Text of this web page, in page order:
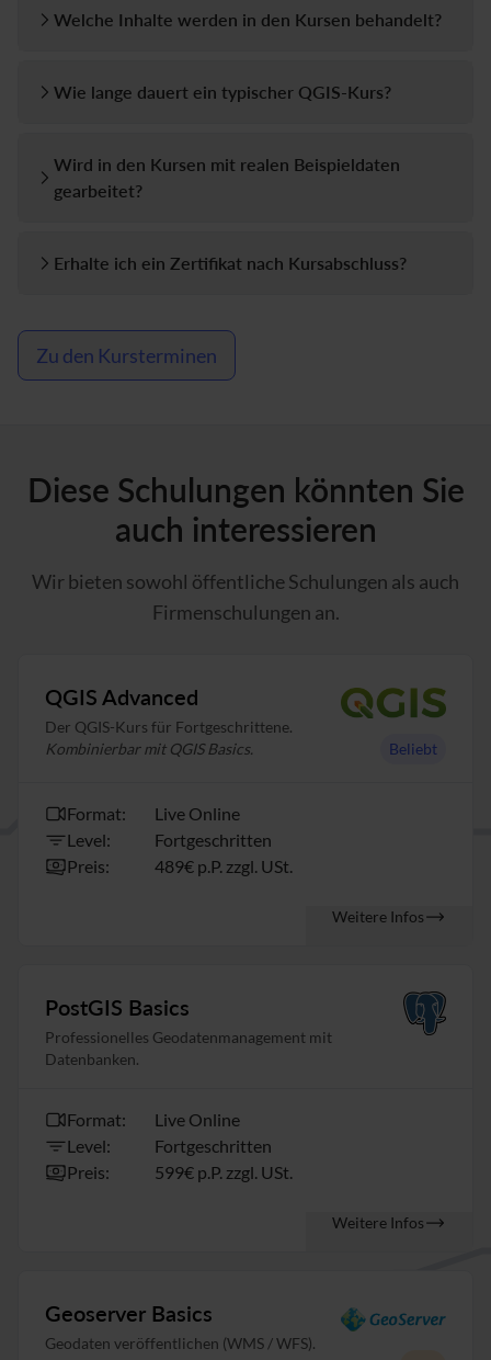
Welche Inhalte werden in den Kursen behandelt?
Wie lange dauert ein typischer QGIS-Kurs?
Wird in den Kursen mit realen Beispieldaten
gearbeitet?
Erhalte ich ein Zertifikat nach Kursabschluss?
Zu den Kursterminen
Diese Schulungen könnten Sie
auch interessieren
Wir bieten sowohl öffentliche Schulungen als auch
Firmenschulungen an.
QGIS Advanced
Der QGIS-Kurs für Fortgeschrittene.
Kombinierbar mit QGIS Basics.
Beliebt
Format:
Live Online
Level:
Fortgeschritten
Preis:
489€ p.P. zzgl. USt.
Weitere Infos
PostGIS Basics
Professionelles Geodatenmanagement mit
Datenbanken.
Format:
Live Online
Level:
Fortgeschritten
Preis:
599€ p.P. zzgl. USt.
Weitere Infos
Geoserver Basics
Geodaten veröffentlichen (WMS / WFS).